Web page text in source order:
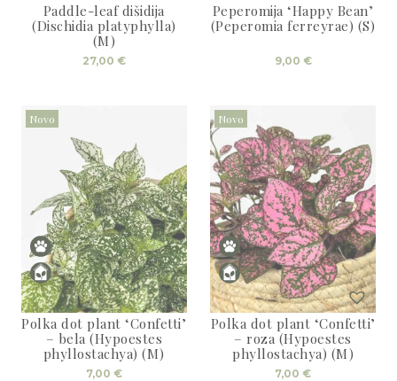
Paddle-leaf dišidija
(Dischidia platyphylla)
(M)
27,00 €
Peperomija ‘Happy Bean’
(Peperomia ferreyrae) (S)
9,00 €
Novo
Polka dot plant ‘Confetti’
– bela (Hypoestes
phyllostachya) (M)
7,00 €
Novo
Polka dot plant ‘Confetti’
– roza (Hypoestes
phyllostachya) (M)
7,00 €